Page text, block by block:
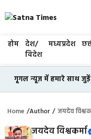
to
होम देश/
विदेश
मध्यप्रदेश
गूगल न्यूज़ में हमारे साथ जुड़ें
Home /Author / जयदेव
जयदेव विश्वकर्मा